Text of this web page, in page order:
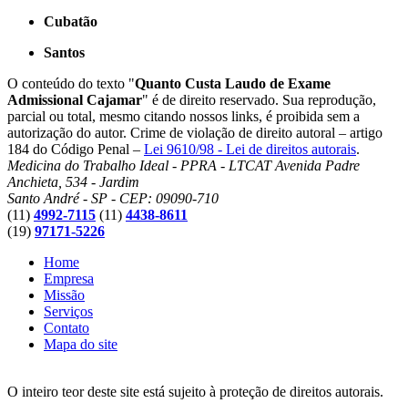
Cubatão
Santos
O conteúdo do texto "Quanto Custa Laudo de Exame
Admissional Cajamar" é de direito reservado. Sua reprodução,
parcial ou total, mesmo citando nossos links, é proibida sem a
autorização do autor. Crime de violação de direito autoral – artigo
184 do Código Penal – Lei 9610/98 - Lei de direitos autorais.
Medicina do Trabalho Ideal - PPRA - LTCATAvenida Padre
Anchieta, 534 - Jardim
Santo André - SP - CEP: 09090-710
(11) 4992-7115 (11) 4438-8611
(19) 97171-5226
Home
Empresa
Missão
Serviços
Contato
Mapa do site
O inteiro teor deste site está sujeito à proteção de direitos autorais.